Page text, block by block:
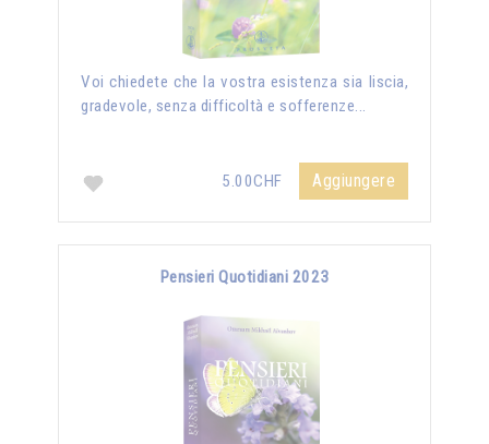
Voi chiedete che la vostra esistenza sia liscia,
gradevole, senza difficoltà e sofferenze...
5.00CHF Aggiungere
Pensieri Quotidiani 2023